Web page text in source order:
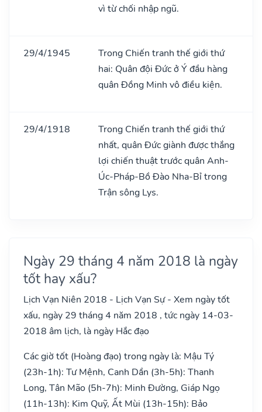
vì từ chối nhập ngũ.
29/4/1945
Trong Chiến tranh thế giới thứ
hai: Quân đội Đức ở Ý đầu hàng
quân Đồng Minh vô điều kiện.
29/4/1918
Trong Chiến tranh thế giới thứ
nhất, quân Đức giành được thắng
lợi chiến thuật trước quân Anh-
Úc-Pháp-Bồ Đào Nha-Bỉ trong
Trận sông Lys.
Ngày 29 tháng 4 năm 2018 là ngày
tốt hay xấu?
Lịch Vạn Niên 2018 - Lịch Vạn Sự - Xem ngày tốt
xấu, ngày 29 tháng 4 năm 2018 , tức ngày 14-03-
2018 âm lịch, là ngày Hắc đạo
Các giờ tốt (Hoàng đạo) trong ngày là: Mậu Tý
(23h-1h): Tư Mệnh, Canh Dần (3h-5h): Thanh
Long, Tân Mão (5h-7h): Minh Đường, Giáp Ngọ
(11h-13h): Kim Quỹ, Ất Mùi (13h-15h): Bảo